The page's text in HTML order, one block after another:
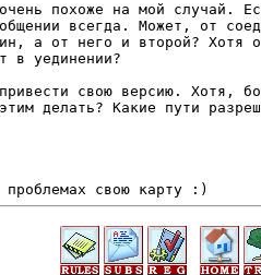
очень похоже на мой случай.
всегда. Может, от
а от него и второй? Хотя
в уединении?
свою версию. Хотя,
делать? Какие пути